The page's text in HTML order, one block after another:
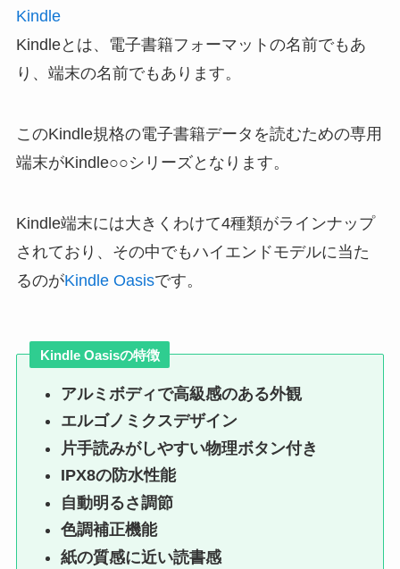
Kindle
Kindleとは、電子書籍フォーマットの名前でもあ
り、端末の名前でもあります。
このKindle規格の電子書籍データを読むための専用
端末がKindle○○シリーズとなります。
Kindle端末には大きくわけて4種類がラインナップ
されており、その中でもハイエンドモデルに当た
るのがKindle Oasisです。
Kindle Oasisの特徴
アルミボディで高級感のある外観
エルゴノミクスデザイン
片手読みがしやすい物理ボタン付き
IPX8の防水性能
自動明るさ調節
色調補正機能
紙の質感に近い読書感